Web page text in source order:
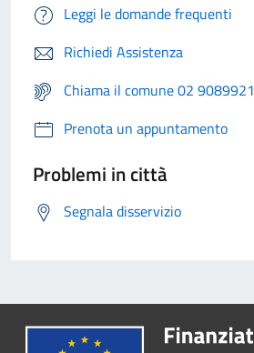
Leggi le domande frequenti
Richiedi Assistenza
Chiama il comune 02 9089921
Prenota un appuntamento
Problemi in città
Segnala disservizio